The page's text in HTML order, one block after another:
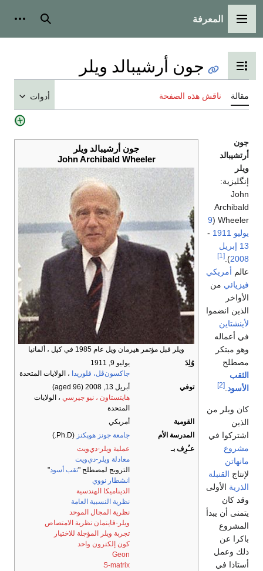
القائمة الرئيسية
المعرفة بحث
تبديل عرض جدول المحتويات
جون أرشيبالد ويلر
مقالة ناقش هذه الصفحة أدوات
جون أرشيبالد ويلر
John Archibald Wheeler
ويلر قبل مؤتمر هيرمان ويل عام 1985 في كيل ، ألمانيا
وُلِدَ
يوليو 9, 1911
جاكسون‌ڤل، فلوريدا ، الولايات المتحدة
توفي
أبريل 13, 2008
(aged 96)
هايتستاون ، نيو جيرسي ، الولايات
المتحدة
القومية
أمريكي
المدرسة الأم
جامعة جونز هوپكنز (Ph.D.)
عـُرِف بـ
عملية ويلر-دي‌ويت
معادلة ويلر-دي‌ويت
الترويج لمصطلح "ثقب أسود"
انشطار نووي
الديناميكا الهندسية
نظرية النسبية العامة
نظرية المجال الموحد
ويلر-فاينمان نظرية الامتصاص
تجربة ويلر المؤجلة للاختيار
كون إلكترون واحد
Geon
S-matrix
جون
أرتشيبالد
ويلر
إنگليزية:
John
Archibald
Wheeler
(
9
يوليو 1911
-
13 إبريل
2008
).
[1]
عالم أمريكي
فيزيائي من
الأواخر
الذين انضموا
لأينشتاين
في أعماله
وهو مبتكر
مصطلح
الثقب
الأسود [2]
كان ويلر من
الذين
اشتركوا في
مشروع
مانهاتن
لإنتاج القنبلة
الذرية الأولى
وقد كان
يتمنى أن يبدأ
المشروع
باكرا عن
ذلك وعمل
أستاذا في